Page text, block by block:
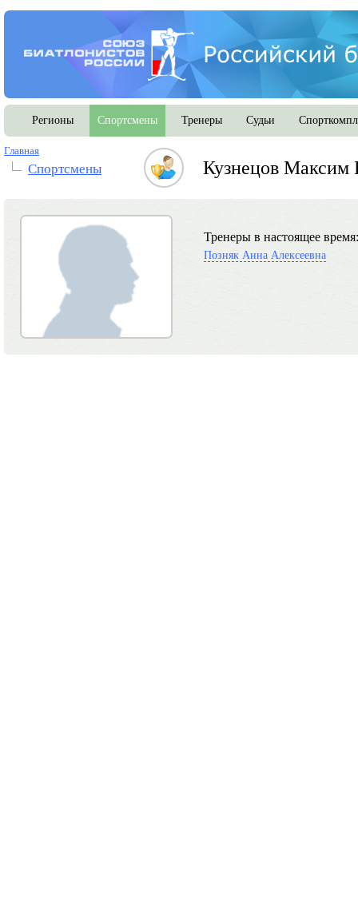
Регионы Спортсмены Тренеры Судьи
Главная
Спортсмены Кузнецов Максим
Тренеры в настоящее время:
Позняк Анна Алексеевна